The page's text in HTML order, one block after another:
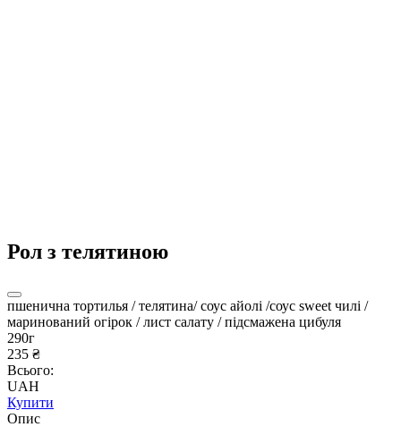
Рол з телятиною
пшенична тортилья / телятина/ соус айолі /соус sweet чилі /
маринований огірок / лист салату / підсмажена цибуля
290г
235 ₴
Всього:
UAH
Купити
Опис